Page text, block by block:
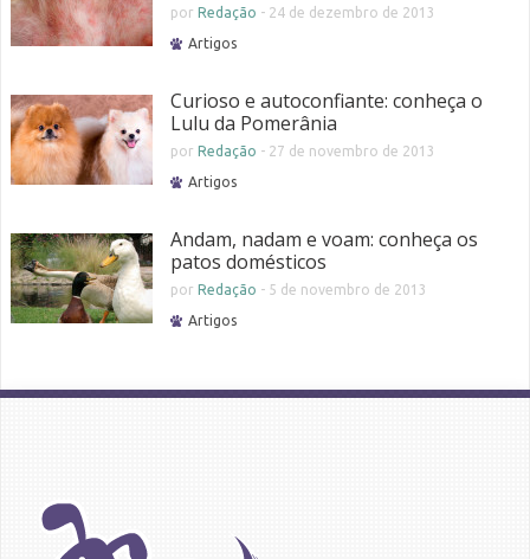
por Redação - 24 de dezembro de 2013
Artigos
Curioso e autoconfiante: conheça o
Lulu da Pomerânia
por Redação - 27 de novembro de 2013
Artigos
Andam, nadam e voam: conheça os
patos domésticos
por Redação - 5 de novembro de 2013
Artigos